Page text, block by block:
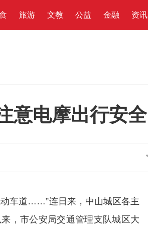
旅游 文教 公益 金融 资讯
意电摩出行安全
车道……”连日来，中山城区各主
，市公安局交通管理支队城区大